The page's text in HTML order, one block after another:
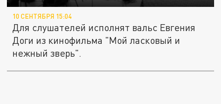
10 СЕНТЯБРЯ 15:04
Для слушателей исполнят вальс Евгения
Доги из кинофильма "Мой ласковый и
нежный зверь".